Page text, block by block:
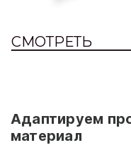
СМОТРЕТЬ
Адаптируем
материал